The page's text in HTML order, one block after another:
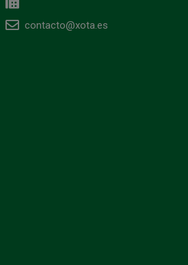
contacto@xota.es